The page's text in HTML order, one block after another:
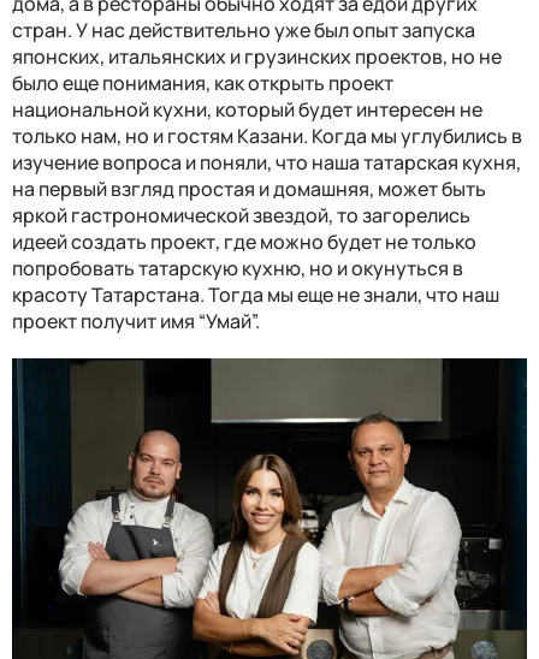
стран. У нас действительно уже был опыт запуска
японских, итальянских и грузинских проектов, но не
было еще понимания, как открыть проект
национальной кухни, который будет интересен не
только нам, но и гостям Казани. Когда мы углубились в
изучение вопроса и поняли, что наша татарская кухня,
на первый взгляд простая и домашняя, может быть
яркой гастрономической звездой, то загорелись
идеей создать проект, где можно будет не только
попробовать татарскую кухню, но и окунуться в
красоту Татарстана. Тогда мы еще не знали, что наш
проект получит имя “Умай”.